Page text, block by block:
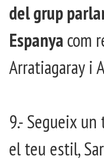
del grup
Espanyacom
Arratiagaray i
9.- Segueix
el teu estil,